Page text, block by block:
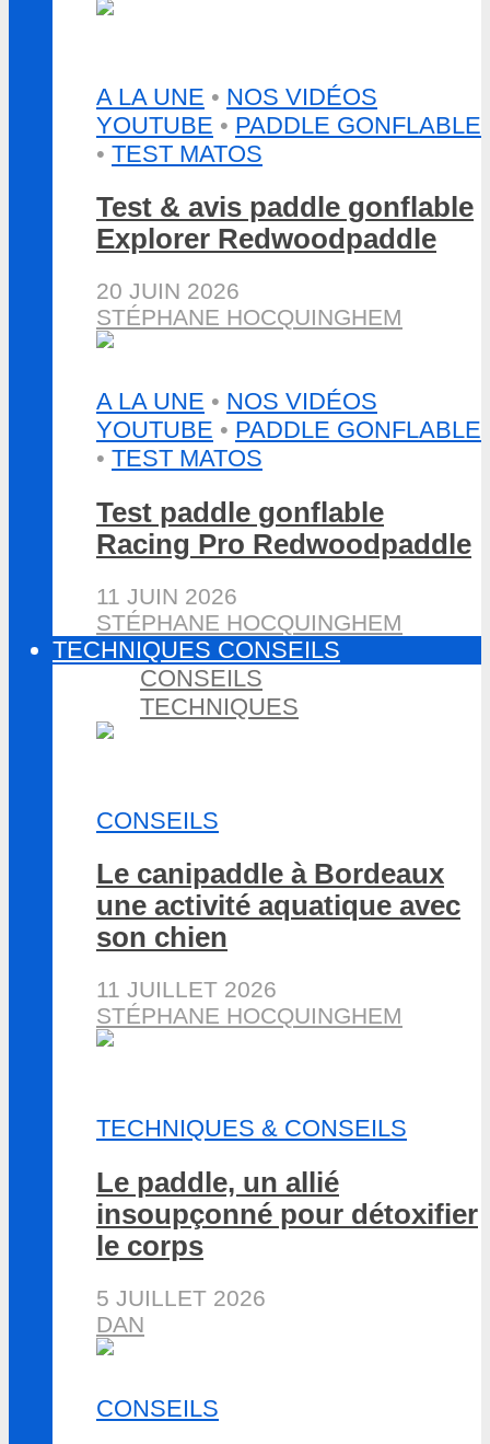
A LA UNE • NOS VIDÉOS
YOUTUBE • PADDLE GONFLABLE
• TEST MATOS
Test & avis paddle gonflable
Explorer Redwoodpaddle
20 JUIN 2026
STÉPHANE HOCQUINGHEM
A LA UNE • NOS VIDÉOS
YOUTUBE • PADDLE GONFLABLE
• TEST MATOS
Test paddle gonflable
Racing Pro Redwoodpaddle
11 JUIN 2026
STÉPHANE HOCQUINGHEM
TECHNIQUES CONSEILS
CONSEILS
TECHNIQUES
CONSEILS
Le canipaddle à Bordeaux
une activité aquatique avec
son chien
11 JUILLET 2026
STÉPHANE HOCQUINGHEM
TECHNIQUES & CONSEILS
Le paddle, un allié
insoupçonné pour détoxifier
le corps
5 JUILLET 2026
DAN
CONSEILS